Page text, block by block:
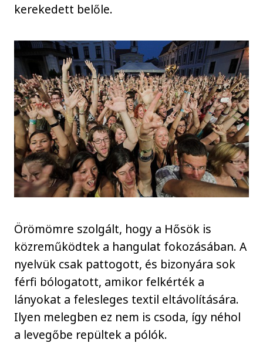
kerekedett belőle.
Örömömre szolgált, hogy a Hősök is
közreműködtek a hangulat fokozásában. A
nyelvük csak pattogott, és bizonyára sok
férfi bólogatott, amikor felkérték a
lányokat a felesleges textil eltávolítására.
Ilyen melegben ez nem is csoda, így néhol
a levegőbe repültek a pólók.